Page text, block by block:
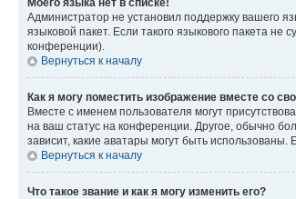
Моего языка нет в списке!
Администратор не установил поддержку вашего
языковой пакет. Если такого языкового пакета
конференции).
Вернуться к началу
Как я могу поместить изображение вместе со
Вместе с именем пользователя могут
на ваш статус на конференции. Другое, обычно
зависит, какие аватары могут быть
Вернуться к началу
Что такое звание и как я могу изменить его?